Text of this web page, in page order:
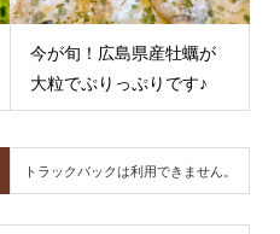
今が旬！広島県産牡蠣が
大粒でぷりっぷりです♪
トラックバックは利用できません。